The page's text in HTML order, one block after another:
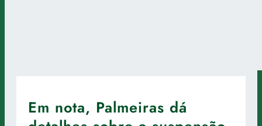
Em nota, Palmeiras dá